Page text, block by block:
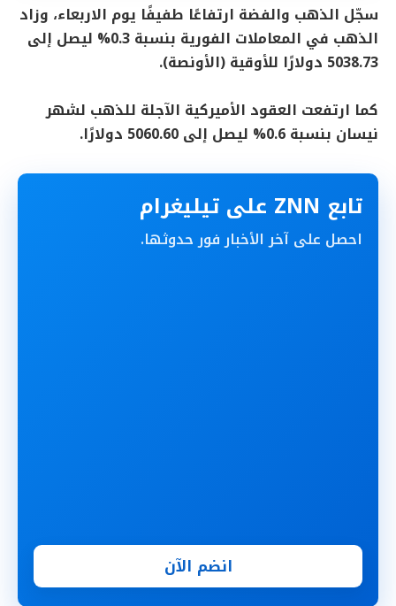
سجّل الذهب والفضة ارتفاعًا طفيفًا يوم الاربعاء، وزاد
الذهب في المعاملات الفورية بنسبة 0.3% ليصل إلى
5038.73 دولارًا للأوقية (الأونصة).
كما ارتفعت العقود الأميركية الآجلة للذهب لشهر
نيسان بنسبة 0.6% ليصل إلى 5060.60 دولارًا.
تابع ZNN على تيليغرام
احصل على آخر الأخبار فور حدوثها.
انضم الآن